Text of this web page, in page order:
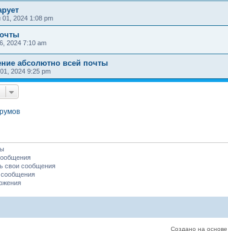
01, 2024 1:08 pm
2024 7:10 am
абсолютно всей почты
2024 9:25 pm
свои сообщения
сообщения
Создано на основе